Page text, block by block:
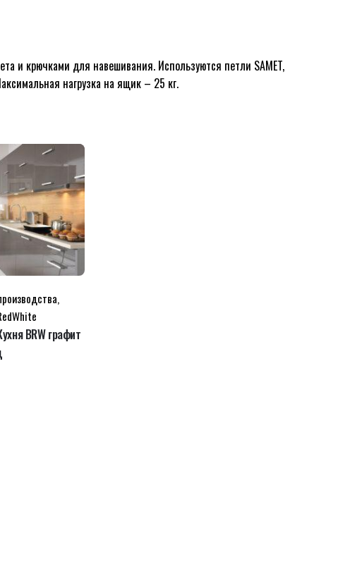
и крючками для навешивания. Используются петли SAMET,
нагрузка на ящик – 25 кг.
,
BRW графит